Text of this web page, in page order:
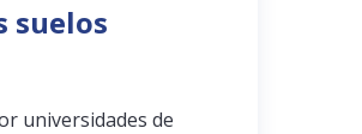
suelos
universidades de